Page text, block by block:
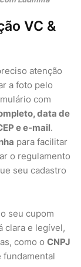
VC &
atenção
a foto pelo
com
data de
e e-mail.
para facilitar
o regulamento
seu cadastro
seu cupom
clara e legível,
como o CNPJ
fundamental